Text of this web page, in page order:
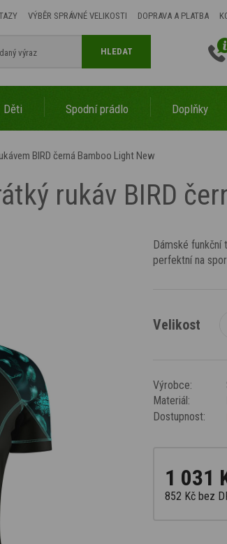
VÝBĚR SPRÁVNÉ VELIKOSTI DOPRAVA A PLATBA
HLEDAT
Děti Spodní prádlo Doplňky
BIRD černá Bamboo Light New
rukáv BIRD
Dámské funkční
perfektní na
Velikost
Výrobce:
Materiál:
Dostupnost:
1 031
852 Kč bez